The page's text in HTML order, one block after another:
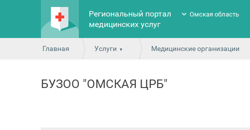
Региональный портал
медицинских услуг
Омская область
Главная Услуги Медицинские организации
БУЗОО "ОМСКАЯ ЦРБ"